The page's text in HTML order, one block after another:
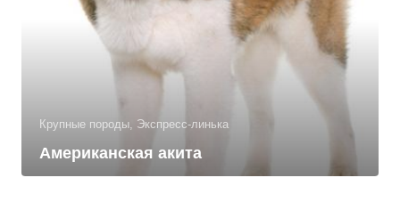
Крупные породы, Экспресс-линька
Американская акита